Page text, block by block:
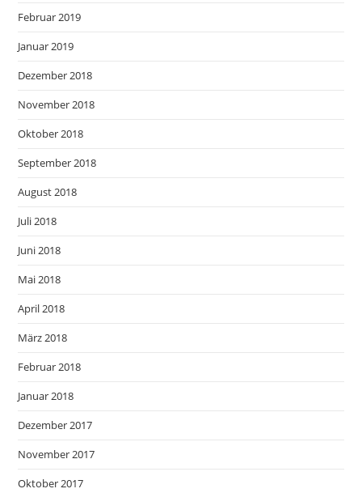
Februar 2019
Januar 2019
Dezember 2018
November 2018
Oktober 2018
September 2018
August 2018
Juli 2018
Juni 2018
Mai 2018
April 2018
März 2018
Februar 2018
Januar 2018
Dezember 2017
November 2017
Oktober 2017